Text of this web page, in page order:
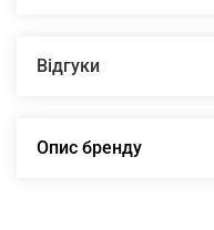
Відгуки
Опис бренду